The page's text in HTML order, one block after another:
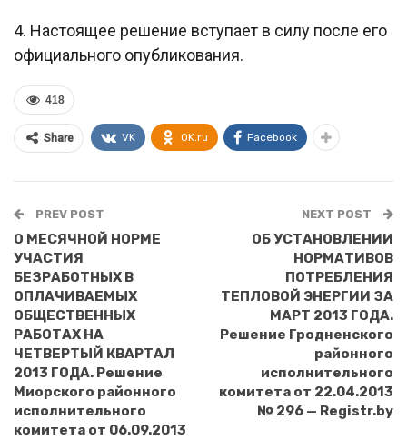
4. Настоящее решение вступает в силу после его
официального опубликования.
418
Share VK OK.ru Facebook
PREV POST
О МЕСЯЧНОЙ НОРМЕ
УЧАСТИЯ
БЕЗРАБОТНЫХ В
ОПЛАЧИВАЕМЫХ
ОБЩЕСТВЕННЫХ
РАБОТАХ НА
ЧЕТВЕРТЫЙ КВАРТАЛ
2013 ГОДА. Решение
Миорского районного
исполнительного
комитета от 06.09.2013
NEXT POST
ОБ УСТАНОВЛЕНИИ
НОРМАТИВОВ
ПОТРЕБЛЕНИЯ
ТЕПЛОВОЙ ЭНЕРГИИ ЗА
МАРТ 2013 ГОДА.
Решение Гродненского
районного
исполнительного
комитета от 22.04.2013
№ 296 — Registr.by